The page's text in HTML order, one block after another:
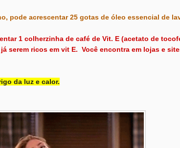
pode acrescentar 25 gotas de óleo essencial de
1 colherzinha de café de Vit. E (acetato de
serem ricos em vit E. Você encontra em lojas e
da luz e calor.